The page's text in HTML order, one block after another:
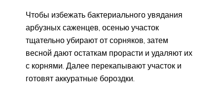
Чтобы избежать бактериального увядания
арбузных саженцев, осенью участок
тщательно убирают от сорняков, затем
весной дают остаткам прорасти и удаляют их
с корнями. Далее перекапывают участок и
готовят аккуратные бороздки.